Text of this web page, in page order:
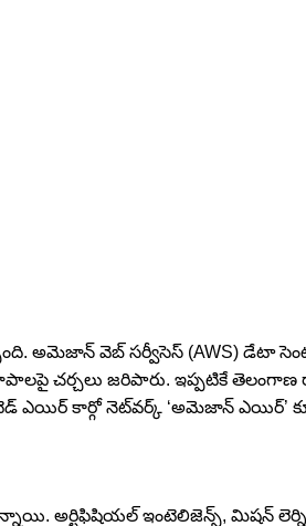
అమెజాన్ వెబ్ సర్వీసెస్ (AWS) డేటా
చర్చలు జరిపారు. ఇప్పటికే
ఎయిర్ కార్గో నెట్‌వర్క్ ‘అమెజాన్ ఎయిర్’
అర్టిఫిషియల్ ఇంటెలిజెన్స్, మిషన్